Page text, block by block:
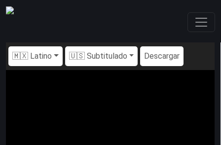
🇲🇽 Latino 🇺🇸 Subtitulado Descargar